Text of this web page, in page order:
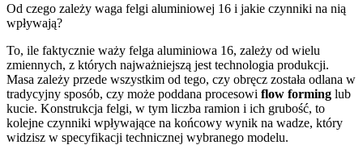
Od czego zależy waga felgi aluminiowej 16 i jakie czynniki na nią
wpływają?
To, ile faktycznie waży felga aluminiowa 16, zależy od wielu
zmiennych, z których najważniejszą jest technologia produkcji.
Masa zależy przede wszystkim od tego, czy obręcz została odlana w
tradycyjny sposób, czy może poddana procesowi flow forming lub
kucie. Konstrukcja felgi, w tym liczba ramion i ich grubość, to
kolejne czynniki wpływające na końcowy wynik na wadze, który
widzisz w specyfikacji technicznej wybranego modelu.